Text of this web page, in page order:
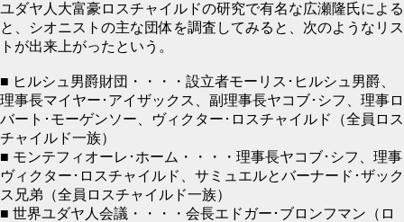
ユダヤ人大富豪ロスチャイルドの研究で有名な広瀬隆氏による
と、シオニストの主な団体を調査してみると、次のようなリス
トが出来上がったという。
■ ヒルシュ男爵財団・・・・設立者モーリス･ヒルシュ男爵、
理事長マイヤー･アイザックス、副理事長ヤコブ･シフ、理事ロ
バート･モーゲンソー、ヴィクター･ロスチャイルド（全員ロス
チャイルド一族）
■ モンテフィオーレ･ホーム・・・・理事長ヤコブ･シフ、理事
ヴィクター･ロスチャイルド、サミュエルとバーナード･ザック
ス兄弟（全員ロスチャイルド一族）
■ 世界ユダヤ人会議・・・・会長エドガー･ブロンフマン（ロ